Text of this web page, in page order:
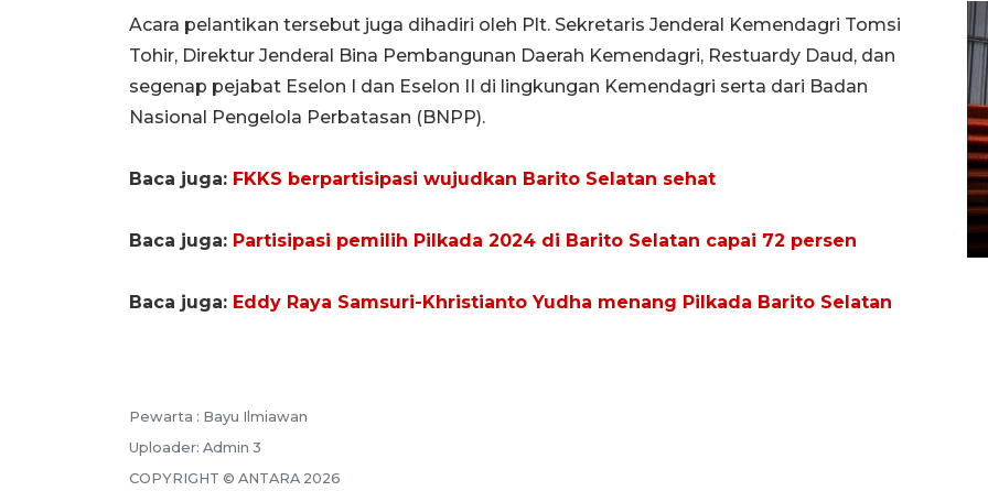
Acara pelantikan tersebut juga dihadiri oleh Plt. Sekretaris Jenderal Kemendagri Tomsi
Tohir, Direktur Jenderal Bina Pembangunan Daerah Kemendagri, Restuardy Daud, dan
segenap pejabat Eselon I dan Eselon II di lingkungan Kemendagri serta dari Badan
Nasional Pengelola Perbatasan (BNPP).
Baca juga: FKKS berpartisipasi wujudkan Barito Selatan sehat
Baca juga: Partisipasi pemilih Pilkada 2024 di Barito Selatan capai 72 persen
Baca juga: Eddy Raya Samsuri-Khristianto Yudha menang Pilkada Barito Selatan
Pewarta : Bayu Ilmiawan
Uploader: Admin 3
COPYRIGHT © ANTARA 2026
kemarau di Kalimantan
22 July 2026 17:18 WIB